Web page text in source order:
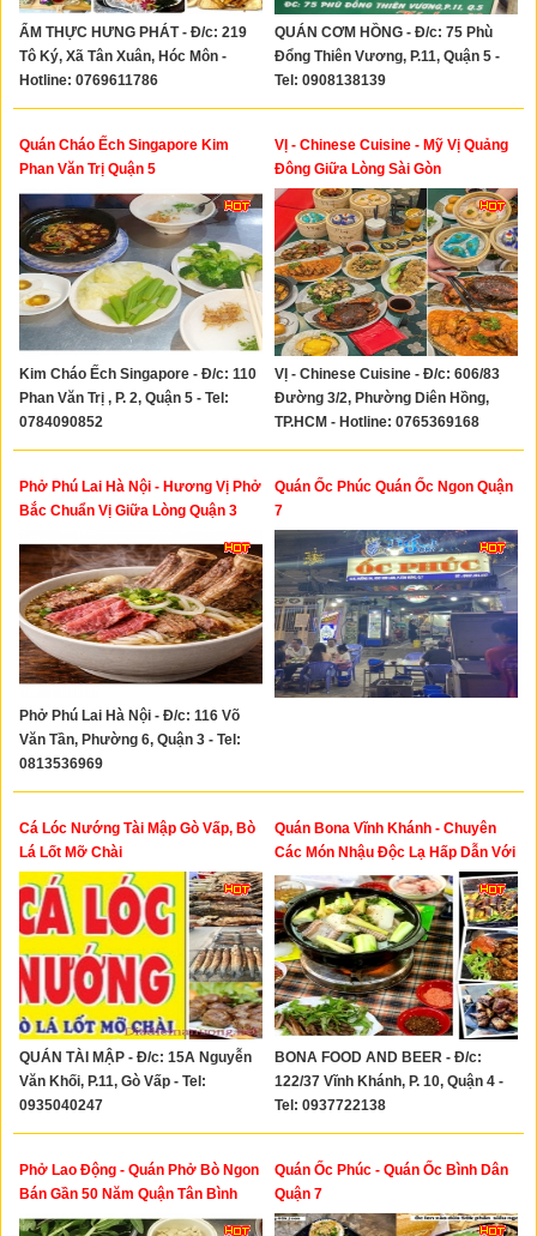
ẨM THỰC HƯNG PHÁT - Đ/c: 219
Tô Ký, Xã Tân Xuân, Hóc Môn -
Hotline: 0769611786
QUÁN CƠM HỒNG - Đ/c: 75 Phù
Đổng Thiên Vương, P.11, Quận 5 -
Tel: 0908138139
Quán Cháo Ếch Singapore Kim
Phan Văn Trị Quận 5
Kim Cháo Ếch Singapore - Đ/c: 110
Phan Văn Trị , P. 2, Quận 5 - Tel:
0784090852
VỊ - Chinese Cuisine - Mỹ Vị Quảng
Đông Giữa Lòng Sài Gòn
VỊ - Chinese Cuisine - Đ/c: 606/83
Đường 3/2, Phường Diên Hồng,
TP.HCM - Hotline: 0765369168
Phở Phú Lai Hà Nội - Hương Vị Phở
Bắc Chuẩn Vị Giữa Lòng Quận 3
Phở Phú Lai Hà Nội - Đ/c: 116 Võ
Văn Tần, Phường 6, Quận 3 - Tel:
0813536969
Quán Ốc Phúc Quán Ốc Ngon Quận
7
Cá Lóc Nướng Tài Mập Gò Vấp, Bò
Lá Lốt Mỡ Chài
QUÁN TÀI MẬP - Đ/c: 15A Nguyễn
Văn Khối, P.11, Gò Vấp - Tel:
0935040247
Quán Bona Vĩnh Khánh - Chuyên
Các Món Nhậu Độc Lạ Hấp Dẫn Với
Đa Dạng Thực Đơn Giá Cả Phải
Chăng
BONA FOOD AND BEER - Đ/c:
122/37 Vĩnh Khánh, P. 10, Quận 4 -
Tel: 0937722138
Phở Lao Động - Quán Phở Bò Ngon
Bán Gần 50 Năm Quận Tân Bình
Quán Ốc Phúc - Quán Ốc Bình Dân
Quận 7